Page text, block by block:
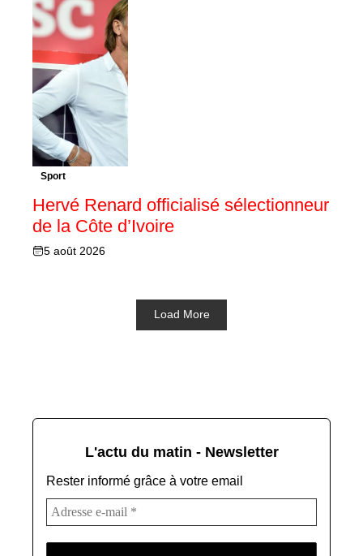
Sport
Hervé Renard officialisé sélectionneur
de la Côte d’Ivoire
5 août 2026
Load More
L'actu du matin - Newsletter
Rester informé grâce à votre email